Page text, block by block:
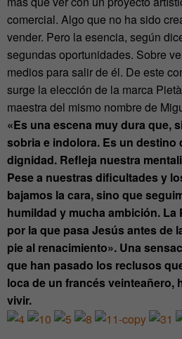
comercial. Algo que no ha sido
vender. Pero la esencia, según
segundas oportunidades. Sobre
medios para salir de él. De este
surge la elección de la marca
maestra del mismo nombre de
«Es una escena muy dura que,
sobria e indolora. Es un destino
dignidad. Refleja nuestra
Pese a nuestras dificultades y
bajamos la cara, sino que
humildad y mucha ambición. La
por la que pasa Jesús antes de
pie al renacimiento». Una
que han pasado los reclusos
loca de un francés veinteañero,
vivir.